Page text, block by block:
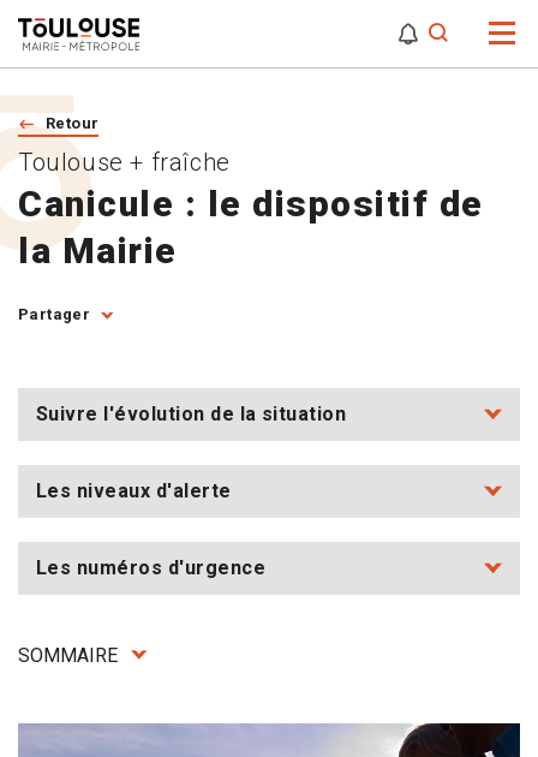
Retour
Canicule : le dispositif de
la Mairie
Toulouse + fraîche
Partager
Suivre l'évolution de la situation
Les niveaux d'alerte
Les numéros d'urgence
SOMMAIRE